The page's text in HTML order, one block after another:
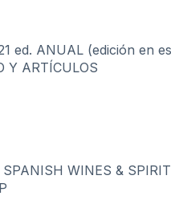
ed. ANUAL (edición en
Y ARTÍCULOS
WINES &